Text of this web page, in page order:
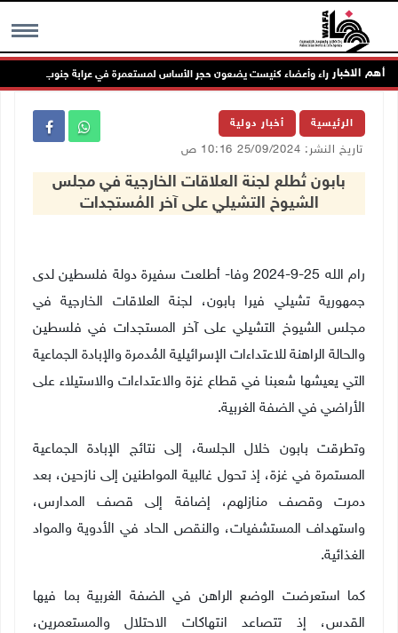
MENU أهم الاخباروزراء وأعضاء كنيست يضعون حجر الأساس لمستعمرة في عرابة جنوب جنين
الرئيسية أخبار دولية
تاريخ النشر: 25/09/2024 10:16 ص
بابون تُطلع لجنة العلاقات الخارجية في مجلس
الشيوخ التشيلي على آخر المُستجدات
رام الله 25-9-2024 وفا- أطلعت سفيرة دولة فلسطين لدى
جمهورية تشيلي فيرا بابون، لجنة العلاقات الخارجية في
مجلس الشيوخ التشيلي على آخر المستجدات في فلسطين
والحالة الراهنة للاعتداءات الإسرائيلية المُدمرة والإبادة الجماعية
التي يعيشها شعبنا في قطاع غزة والاعتداءات والاستيلاء على
الأراضي في الضفة الغربية.
وتطرقت بابون خلال الجلسة، إلى نتائج الإبادة الجماعية
المستمرة في غزة، إذ تحول غالبية المواطنين إلى نازحين، بعد
دمرت وقصف منازلهم، إضافة إلى قصف المدارس،
واستهداف المستشفيات، والنقص الحاد في الأدوية والمواد
الغذائية.
كما استعرضت الوضع الراهن في الضفة الغربية بما فيها
القدس، إذ تتصاعد انتهاكات الاحتلال والمستعمرين،